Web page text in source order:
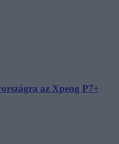
az Xpeng P7+